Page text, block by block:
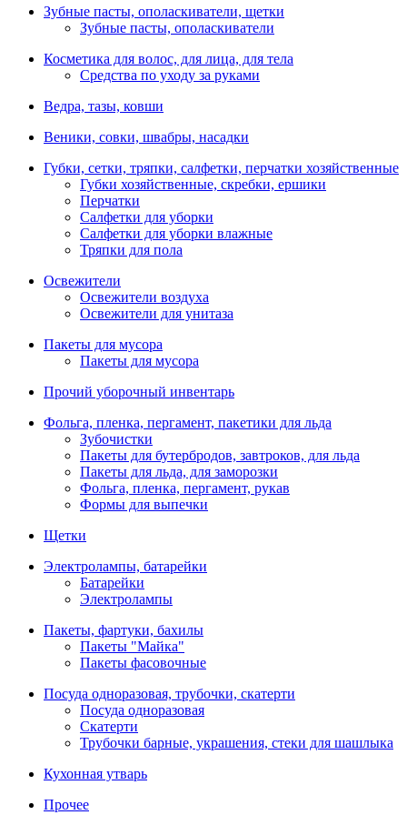
Зубные пасты, ополаскиватели, щетки
Зубные пасты, ополаскиватели
Косметика для волос, для лица, для тела
Средства по уходу за руками
Ведра, тазы, ковши
Веники, совки, швабры, насадки
Губки, сетки, тряпки, салфетки, перчатки хозяйственные
Губки хозяйственные, скребки, ершики
Перчатки
Салфетки для уборки
Салфетки для уборки влажные
Тряпки для пола
Освежители
Освежители воздуха
Освежители для унитаза
Пакеты для мусора
Пакеты для мусора
Прочий уборочный инвентарь
Фольга, пленка, пергамент, пакетики для льда
Зубочистки
Пакеты для бутербродов, завтроков, для льда
Пакеты для льда, для заморозки
Фольга, пленка, пергамент, рукав
Формы для выпечки
Щетки
Электролампы, батарейки
Батарейки
Электролампы
Пакеты, фартуки, бахилы
Пакеты "Майка"
Пакеты фасовочные
Посуда одноразовая, трубочки, скатерти
Посуда одноразовая
Скатерти
Трубочки барные, украшения, стеки для шашлыка
Кухонная утварь
Прочее